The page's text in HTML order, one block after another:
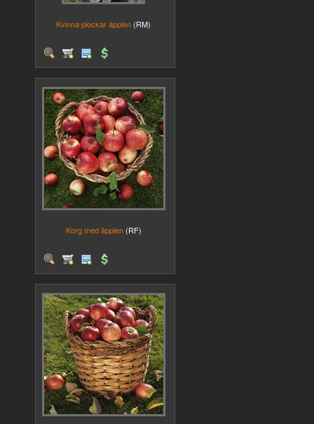
Kvinna plockar äpplen (RM)
Korg med äpplen (RF)